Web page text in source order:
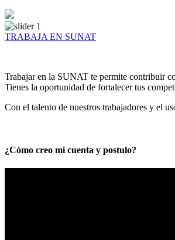
TRABAJA EN SUNAT
Trabajar en la SUNAT te permite contribuir
Tienes la oportunidad de fortalecer tus
Con el talento de nuestros trabajadores y el
¿Cómo creo mi cuenta y postulo?